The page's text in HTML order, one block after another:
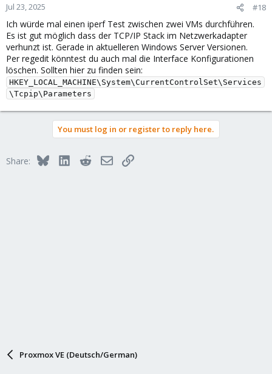
Jul 23, 2025 #18
Ich würde mal einen iperf Test zwischen zwei VMs durchführen.
Es ist gut möglich dass der TCP/IP Stack im Netzwerkadapter
verhunzt ist. Gerade in aktuelleren Windows Server Versionen.
Per regedit könntest du auch mal die Interface Konfigurationen
löschen. Sollten hier zu finden sein:
HKEY_LOCAL_MACHINE\System\CurrentControlSet\Services
\Tcpip\Parameters
You must log in or register to reply here.
Share: BlueskyLinkedInRedditEmailLink
Proxmox VE (Deutsch/German)